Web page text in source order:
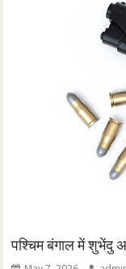
पश्चिम बंगाल में शुभेंदु